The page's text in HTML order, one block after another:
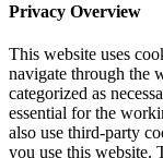
Privacy Overview
This website uses
navigate through the
categorized as
essential for the
also use third-party
you use this website.